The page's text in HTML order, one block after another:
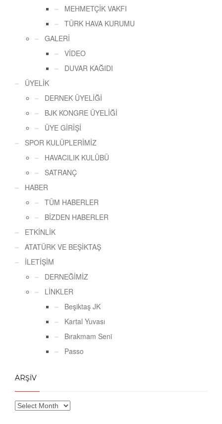
MEHMETÇİK VAKFI
TÜRK HAVA KURUMU
GALERİ
VİDEO
DUVAR KAĞIDI
ÜYELİK
DERNEK ÜYELİĞİ
BJK KONGRE ÜYELİĞİ
ÜYE GİRİŞİ
SPOR KULÜPLERİMİZ
HAVACILIK KULÜBÜ
SATRANÇ
HABER
TÜM HABERLER
BİZDEN HABERLER
ETKİNLİK
ATATÜRK VE BEŞİKTAŞ
İLETİŞİM
DERNEĞİMİZ
LİNKLER
Beşiktaş JK
Kartal Yuvası
Bırakmam Seni
Passo
ARŞİV